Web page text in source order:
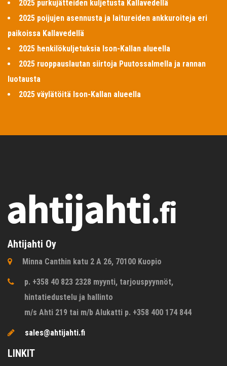
2025 purkujätteiden kuljetusta Kallavedellä
2025 poijujen asennusta ja laitureiden ankkuroiteja eri
paikoissa Kallavedellä
2025 henkilökuljetuksia Ison-Kallan alueella
2025 ruoppauslautan siirtoja Puutossalmella ja rannan
luotausta
2025 väylätöitä Ison-Kallan alueella
Ahtijahti Oy
Minna Canthin katu 2 A 26, 70100 Kuopio
p. +358 40 823 2328 myynti, tarjouspyynnöt,
hintatiedustelu ja hallinto
m/s Ahti 219 tai m/b Alukatti p. +358 400 174 844
sales@ahtijahti.fi
LINKIT